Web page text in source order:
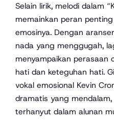
Selain lirik, melodi dalam
memainkan peran
emosinya. Dengan
nada yang menggugah,
menyampaikan perasaan
hati dan keteguhan hati.
vokal emosional Kevin
dramatis yang
terhanyut dalam alunan